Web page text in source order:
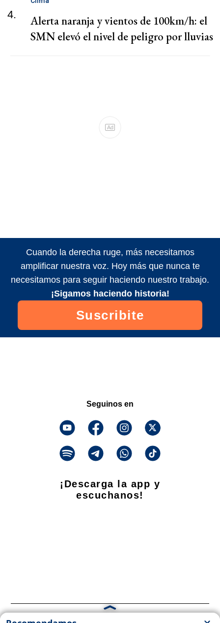
4.
Alerta naranja y vientos de 100km/h: el
SMN elevó el nivel de peligro por lluvias
Ad
Cuando la derecha ruge, más necesitamos
amplificar nuestra voz. Hoy más que nunca te
necesitamos para seguir haciendo nuestro trabajo.
¡Sigamos haciendo historia!
Suscribite
Seguinos en
¡Descarga la app y
escuchanos!